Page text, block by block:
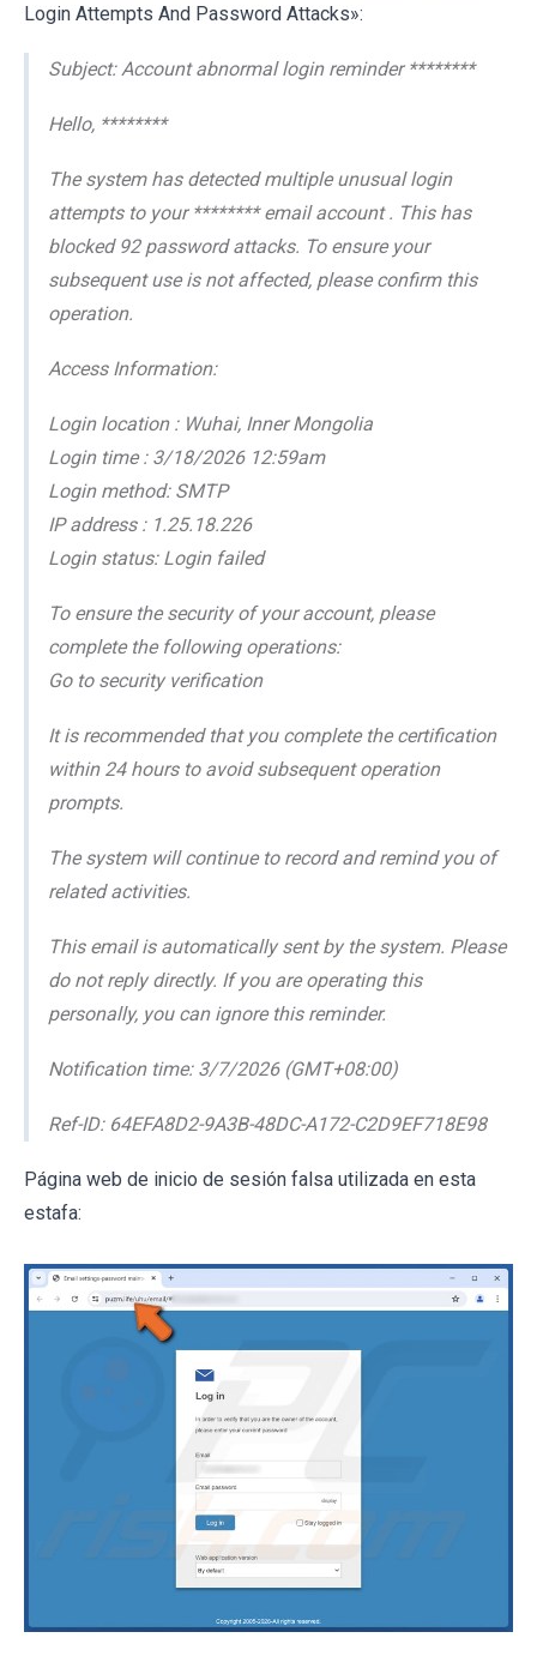
Login Attempts And Password Attacks»:
Subject: Account abnormal login reminder ********
Hello, ********
The system has detected multiple unusual login
attempts to your ******** email account . This has
blocked 92 password attacks. To ensure your
subsequent use is not affected, please confirm this
operation.
Access Information:
Login location : Wuhai, Inner Mongolia
Login time : 3/18/2026 12:59am
Login method: SMTP
IP address : 1.25.18.226
Login status: Login failed
To ensure the security of your account, please
complete the following operations:
Go to security verification
It is recommended that you complete the certification
within 24 hours to avoid subsequent operation
prompts.
The system will continue to record and remind you of
related activities.
This email is automatically sent by the system. Please
do not reply directly. If you are operating this
personally, you can ignore this reminder.
Notification time: 3/7/2026 (GMT+08:00)
Ref-ID: 64EFA8D2-9A3B-48DC-A172-C2D9EF718E98
Página web de inicio de sesión falsa utilizada en esta
estafa: